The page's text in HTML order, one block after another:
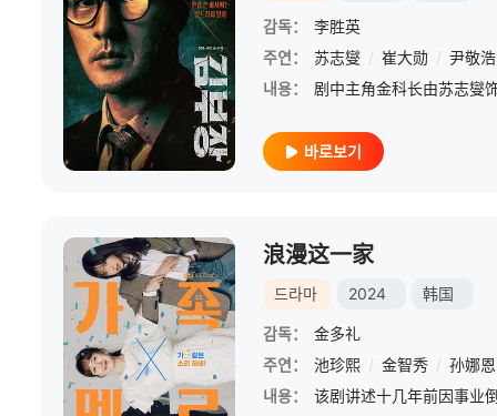
감독：
李胜英
주연：
苏志燮 / 崔大勋 / 尹敬浩
내용：
바로보기
浪漫这一家
드라마 2024 韩国
감독：
金多礼
주연：
池珍熙 / 金智秀 / 孙娜恩
내용：